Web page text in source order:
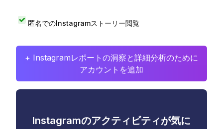
匿名でのInstagramストーリー閲覧
+ Instagramレポートの洞察と詳細分析のために
アカウントを追加
Instagramのアクティビティが気に